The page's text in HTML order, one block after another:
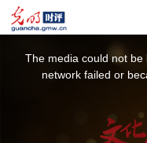
The media could not
network failed or